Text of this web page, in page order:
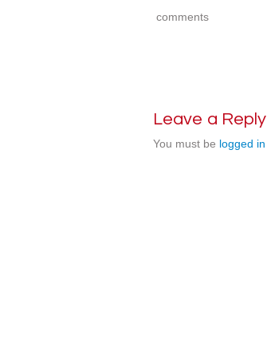
comments
Leave a Reply
You must be logged in